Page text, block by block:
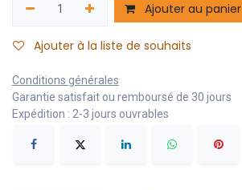
Ajouter au panier
Ajouter à la liste de souhaits
Conditions générales
Garantie satisfait ou remboursé de 30 jours
Expédition : 2-3 jours ouvrables